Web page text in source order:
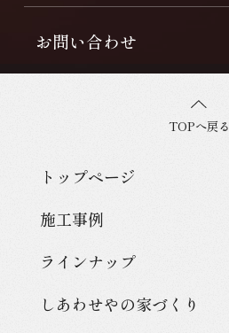
お問い合わせ
TOPへ戻る
トップページ
施工事例
ラインナップ
しあわせやの家づくり